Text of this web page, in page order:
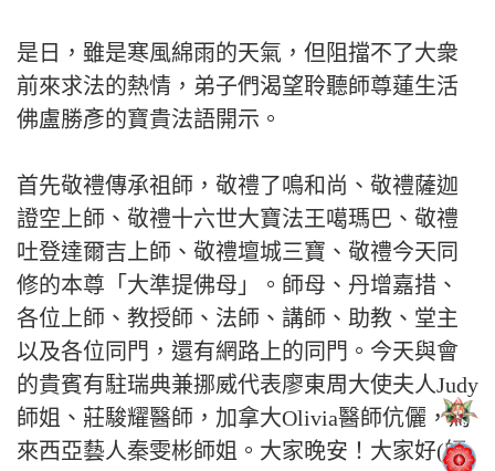
是日，雖是寒風綿雨的天氣，但阻擋不了大衆
前來求法的熱情，弟子們渴望聆聽師尊蓮生活
佛盧勝彥的寶貴法語開示。
首先敬禮傳承祖師，敬禮了鳴和尚、敬禮薩迦
證空上師、敬禮十六世大寶法王噶瑪巴、敬禮
吐登達爾吉上師、敬禮壇城三寶、敬禮今天同
修的本尊「大準提佛母」。師母、丹增嘉措、
各位上師、教授師、法師、講師、助教、堂主
以及各位同門，還有網路上的同門。今天與會
的貴賓有駐瑞典兼挪威代表廖東周大使夫人Judy
師姐、莊駿耀醫師，加拿大Olivia醫師伉儷，馬
來西亞藝人秦雯彬師姐。大家晚安！大家好(師